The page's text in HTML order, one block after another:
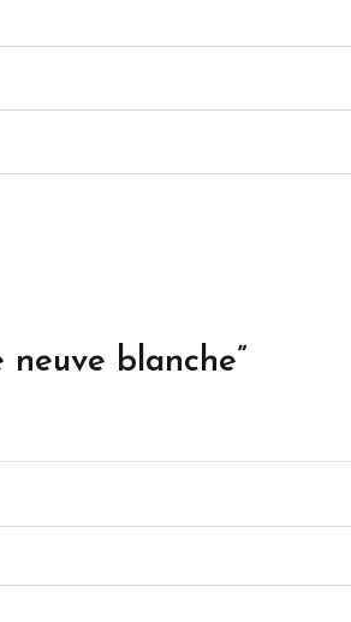
blanche”